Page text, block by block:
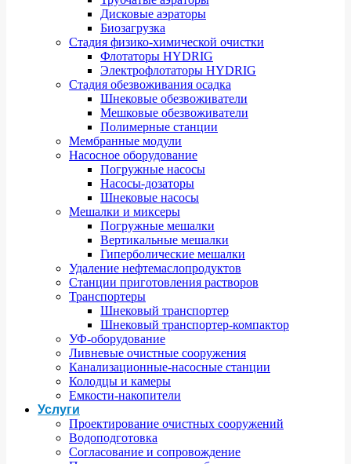
Дисковые аэраторы
Биозагрузка
Стадия физико-химической очистки
Флотаторы HYDRIG
Электрофлотаторы HYDRIG
Стадия обезвоживания осадка
Шнековые обезвоживатели
Мешковые обезвоживатели
Полимерные станции
Мембранные модули
Насосное оборудование
Погружные насосы
Насосы-дозаторы
Шнековые насосы
Мешалки и миксеры
Погружные мешалки
Вертикальные мешалки
Гиперболические мешалки
Удаление нефтемаслопродуктов
Станции приготовления растворов
Транспортеры
Шнековый транспортер
Шнековый транспортер-компактор
УФ-оборудование
Ливневые очистные сооружения
Канализационные-насосные станции
Колодцы и камеры
Емкости-накопители
Услуги
Проектирование очистных сооружений
Водоподготовка
Согласование и сопровождение